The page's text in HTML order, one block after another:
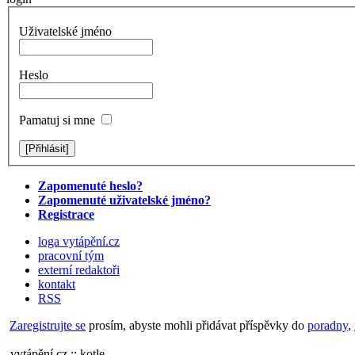
Uživatelské jméno
Heslo
Pamatuj si mne
Zapomenuté heslo?
Zapomenuté uživatelské jméno?
Registrace
loga vytápění.cz
pracovní tým
externí redaktoři
kontakt
RSS
Zaregistrujte se prosím, abyste mohli přidávat příspěvky do poradny,